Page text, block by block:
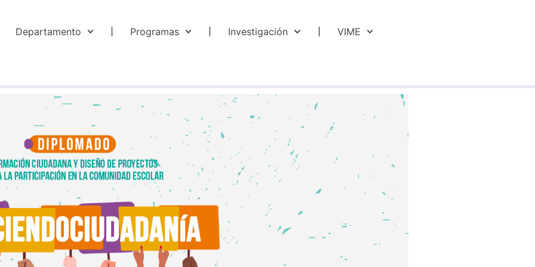
Departamento Programas Investigación VIME